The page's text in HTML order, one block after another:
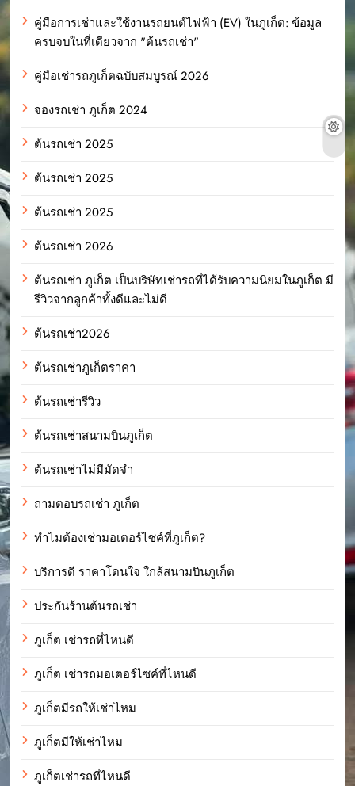
คู่มือการเช่าและใช้งานรถยนต์ไฟฟ้า (EV) ในภูเก็ต: ข้อมูล
ครบจบในที่เดียวจาก "ต้นรถเช่า"
คู่มือเช่ารถภูเก็ตฉบับสมบูรณ์ 2026
จองรถเช่า ภูเก็ต 2024
ต้นรถเช่า 2025
ต้นรถเช่า 2025
ต้นรถเช่า 2025
ต้นรถเช่า 2026
ต้นรถเช่า ภูเก็ต เป็นบริษัทเช่ารถที่ได้รับความนิยมในภูเก็ต มี
รีวิวจากลูกค้าทั้งดีและไม่ดี
ต้นรถเช่า2026
ต้นรถเช่าภูเก็ตราคา
ต้นรถเช่ารีวิว
ต้นรถเช่าสนามบินภูเก็ต
ต้นรถเช่าไม่มีมัดจำ
ถามตอบรถเช่า ภูเก็ต
ทำไมต้องเช่ามอเตอร์ไซค์ที่ภูเก็ต?
บริการดี ราคาโดนใจ ใกล้สนามบินภูเก็ต
ประกันร้านต้นรถเช่า
ภูเก็ต เช่ารถที่ไหนดี
ภูเก็ต เช่ารถมอเตอร์ไซค์ที่ไหนดี
ภูเก็ตมีรถให้เช่าไหม
ภูเก็ตมีให้เช่าไหม
ภูเก็ตเช่ารถที่ไหนดี